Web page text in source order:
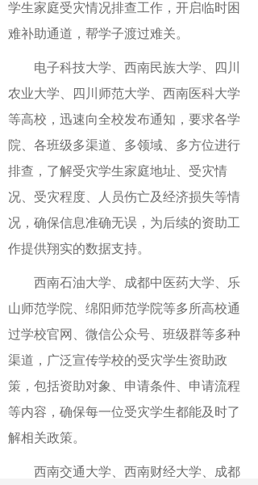
学生家庭受灾情况排查工作，开启临时困
难补助通道，帮学子渡过难关。
电子科技大学、西南民族大学、四川
农业大学、四川师范大学、西南医科大学
等高校，迅速向全校发布通知，要求各学
院、各班级多渠道、多领域、多方位进行
排查，了解受灾学生家庭地址、受灾情
况、受灾程度、人员伤亡及经济损失等情
况，确保信息准确无误，为后续的资助工
作提供翔实的数据支持。
西南石油大学、成都中医药大学、乐
山师范学院、绵阳师范学院等多所高校通
过学校官网、微信公众号、班级群等多种
渠道，广泛宣传学校的受灾学生资助政
策，包括资助对象、申请条件、申请流程
等内容，确保每一位受灾学生都能及时了
解相关政策。
西南交通大学、西南财经大学、成都